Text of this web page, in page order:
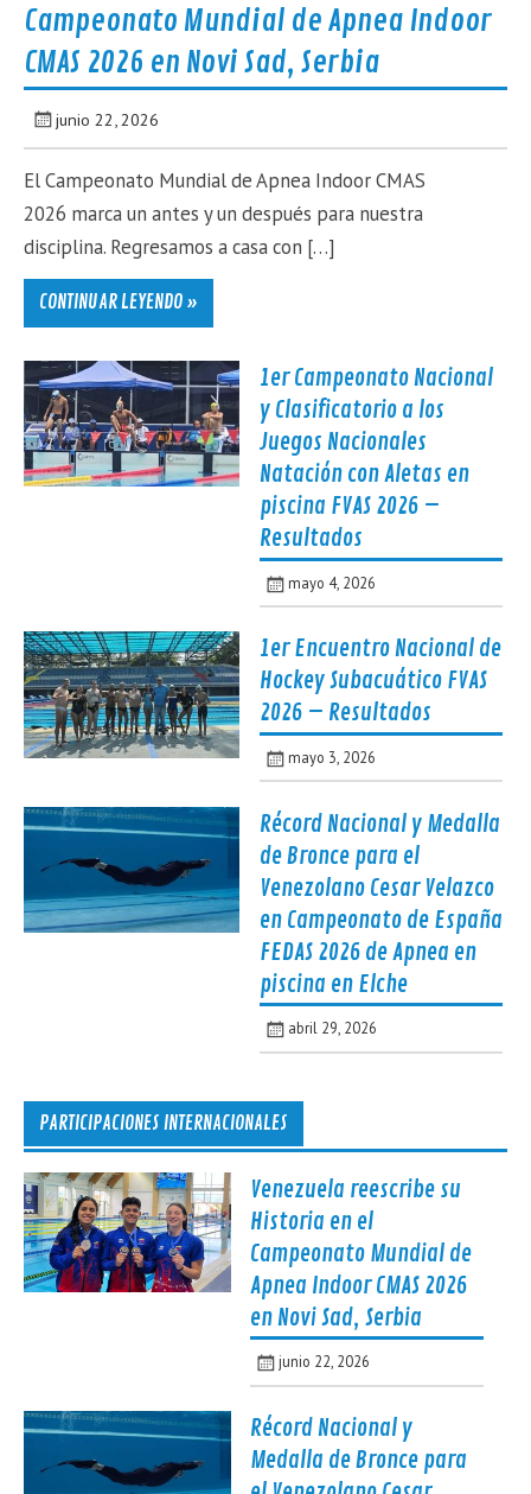
Campeonato Mundial de Apnea Indoor
CMAS 2026 en Novi Sad, Serbia
junio 22, 2026
El Campeonato Mundial de Apnea Indoor CMAS
2026 marca un antes y un después para nuestra
disciplina. Regresamos a casa con […]
CONTINUAR LEYENDO »
1er Campeonato Nacional
y Clasificatorio a los
Juegos Nacionales
Natación con Aletas en
piscina FVAS 2026 –
Resultados
mayo 4, 2026
1er Encuentro Nacional de
Hockey Subacuático FVAS
2026 – Resultados
mayo 3, 2026
Récord Nacional y Medalla
de Bronce para el
Venezolano Cesar Velazco
en Campeonato de España
FEDAS 2026 de Apnea en
piscina en Elche
abril 29, 2026
PARTICIPACIONES INTERNACIONALES
Venezuela reescribe su
Historia en el
Campeonato Mundial de
Apnea Indoor CMAS 2026
en Novi Sad, Serbia
junio 22, 2026
Récord Nacional y
Medalla de Bronce para